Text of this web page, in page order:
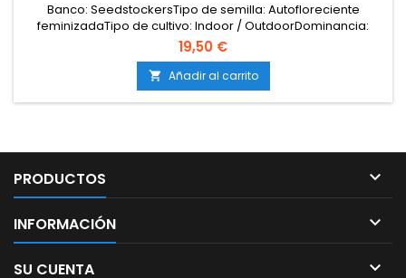
Banco: SeedstockersTipo de semilla: Autofloreciente
feminizadaTipo de cultivo: Indoor / OutdoorDominancia:
HíbridaTHC: 20–26 %Ciclo de vida: 9–10
semanasRendimiento: EnormeMorfología: plantas
compactas, resistentes y muy productivasSabor: diésel,
herbalEfectos: Happy Chill, relajante y positivoAdecuada
para: interior y...
19,50 €
 Añadir al carrito
PRODUCTOS 
INFORMACIÓN 
SU CUENTA 